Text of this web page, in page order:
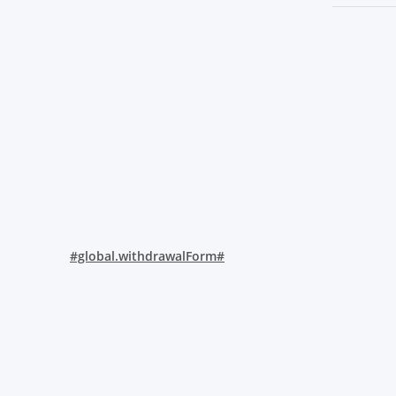
#global.withdrawalForm#